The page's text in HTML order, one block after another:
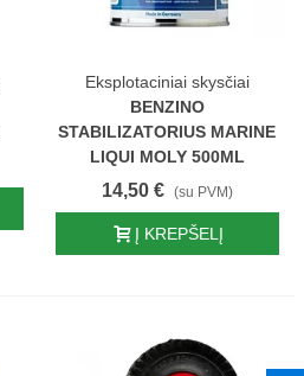
Eksplotaciniai skysčiai
BENZINO
STABILIZATORIUS MARINE
LIQUI MOLY 500ML
14,50 € (su PVM)
Į KREPŠELĮ